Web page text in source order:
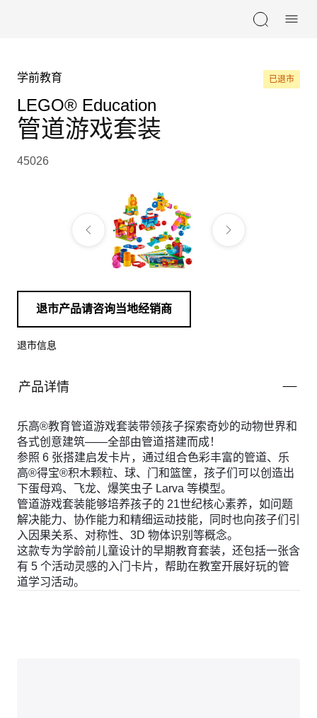
学前教育 已退市
LEGO® Education
管道游戏套装
45026
退市产品请咨询当地经销商
退市信息
产品详情
乐高®教育管道游戏套装带领孩子探索奇妙的动物世界和
各式创意建筑——全部由管道搭建而成！
参照 6 张搭建启发卡片，通过组合色彩丰富的管道、乐
高®得宝®积木颗粒、球、门和篮筐，孩子们可以创造出
下蛋母鸡、飞龙、爆笑虫子 Larva 等模型。
管道游戏套装能够培养孩子的 21世纪核心素养，如问题
解决能力、协作能力和精细运动技能，同时也向孩子们引
入因果关系、对称性、3D 物体识别等概念。
这款专为学龄前儿童设计的早期教育套装，还包括一张含
有 5 个活动灵感的入门卡片，帮助在教室开展好玩的管
道学习活动。